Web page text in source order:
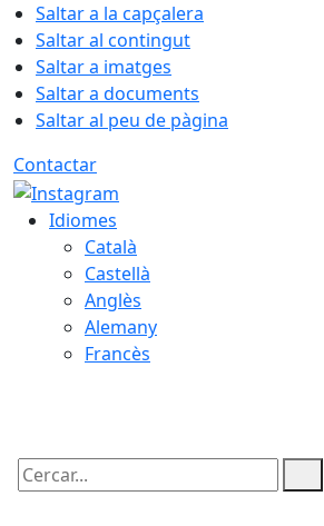
Saltar a la capçalera
Saltar al contingut
Saltar a imatges
Saltar a documents
Saltar al peu de pàgina
Contactar
Idiomes
Català
Castellà
Anglès
Alemany
Francès
Cercar: